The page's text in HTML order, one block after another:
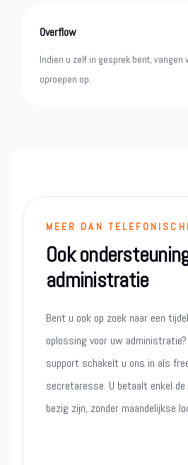
Overflow
Indien u zelf in gesprek bent, vangen
oproepen op.
MEER DAN
Ook
administratie
Bent u ook op zoek naar een
oplossing voor uw
support schakelt u ons in als
secretaresse. U betaalt enkel
bezig zijn, zonder maandelijkse